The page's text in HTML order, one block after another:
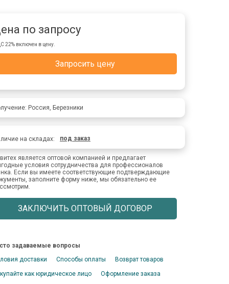
по запросу
22% включен в цену.
Запросить цену
Россия, Березники
на складах: под заказ
является оптовой компанией и предлагает
условия сотрудничества для профессионалов
Если вы имеете соответствующие подтверждающие
заполните форму ниже, мы обязательно ее
ЗАКЛЮЧИТЬ ОПТОВЫЙ ДОГОВОР
задаваемые вопросы
доставки
Способы оплаты
Возврат товаров
как юридическое лицо
Оформление заказа